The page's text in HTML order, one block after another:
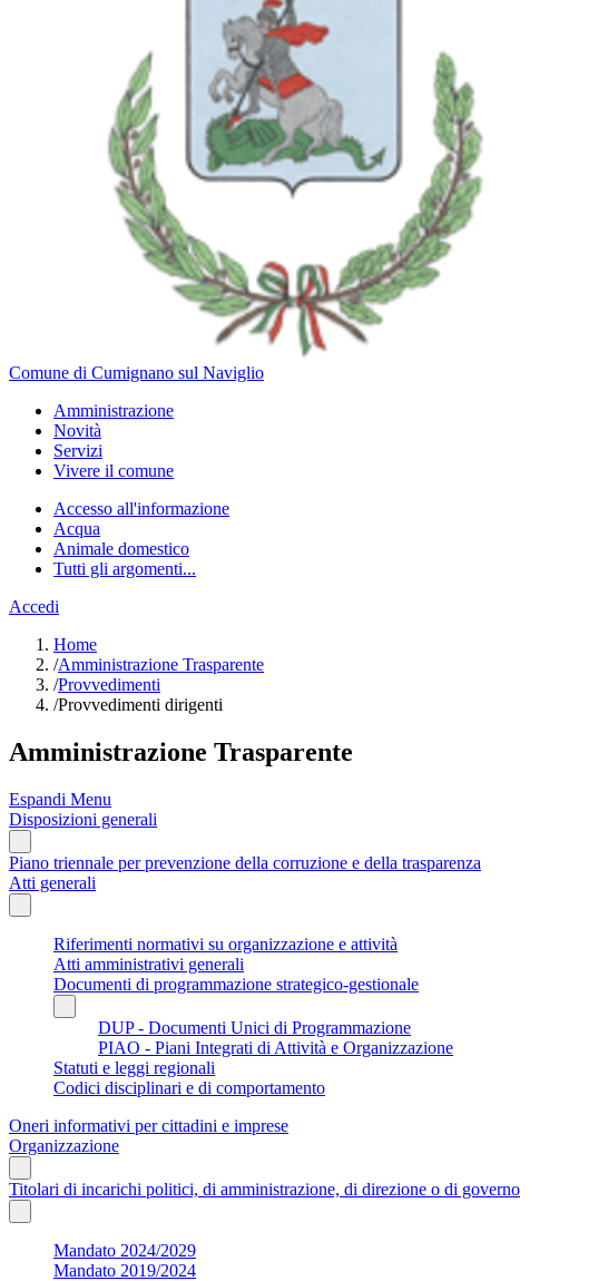
Comune di Cumignano sul Naviglio
Amministrazione
Novità
Servizi
Vivere il comune
Accesso all'informazione
Acqua
Animale domestico
Tutti gli argomenti...
Accedi
Home
/Amministrazione Trasparente
/Provvedimenti
/Provvedimenti dirigenti
Amministrazione Trasparente
Espandi Menu
Disposizioni generali
Piano triennale per prevenzione della corruzione e della trasparenza
Atti generali
Riferimenti normativi su organizzazione e attività
Atti amministrativi generali
Documenti di programmazione strategico-gestionale
DUP - Documenti Unici di Programmazione
PIAO - Piani Integrati di Attività e Organizzazione
Statuti e leggi regionali
Codici disciplinari e di comportamento
Oneri informativi per cittadini e imprese
Organizzazione
Titolari di incarichi politici, di amministrazione, di direzione o di governo
Mandato 2024/2029
Mandato 2019/2024